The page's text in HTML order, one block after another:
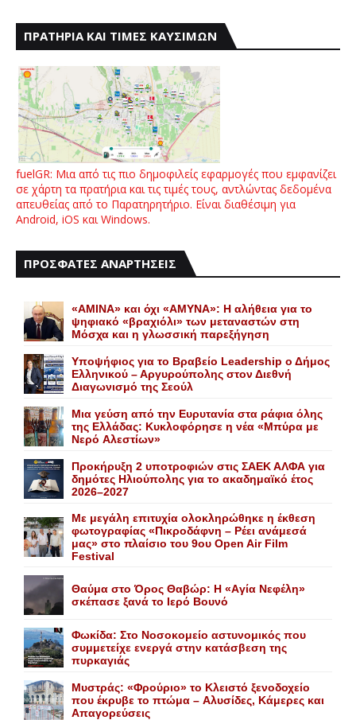
ΠΡΑΤΗΡΙΑ ΚΑΙ ΤΙΜΕΣ ΚΑΥΣΙΜΩΝ
fuelGR: Μια από τις πιο δημοφιλείς εφαρμογές που εμφανίζει
σε χάρτη τα πρατήρια και τις τιμές τους, αντλώντας δεδομένα
απευθείας από το Παρατηρητήριο. Είναι διαθέσιμη για
Android, iOS και Windows.
ΠΡΟΣΦΑΤΕΣ ΑΝΑΡΤΗΣΕΙΣ
«AMINA» και όχι «ΑΜΥΝΑ»: Η αλήθεια για το
ψηφιακό «βραχιόλι» των μεταναστών στη
Μόσχα και η γλωσσική παρεξήγηση
Yποψήφιος για το Bραβείο Leadership ο Δήμος
Ελληνικού – Αργυρούπολης στον Διεθνή
Διαγωνισμό της Σεούλ
Mια γεύση από την Eυρυτανία στα ράφια όλης
της Ελλάδας: Κυκλοφόρησε η νέα «Μπύρα με
Nερό Aλεστίων»
Προκήρυξη 2 υποτροφιών στις ΣΑΕΚ ΑΛΦΑ για
δημότες Ηλιούπολης για το ακαδημαϊκό έτος
2026–2027
Με μεγάλη επιτυχία ολοκληρώθηκε η έκθεση
φωτογραφίας «Πικροδάφνη – Ρέει ανάμεσά
μας» στο πλαίσιο του 9ου Open Air Film
Festival
Θαύμα στο Όρος Θαβώρ: H «Aγία Nεφέλη»
σκέπασε ξανά το Iερό Bουνό
Φωκίδα: Στο Νοσοκομείο αστυνομικός που
συμμετείχε ενεργά στην κατάσβεση της
πυρκαγιάς
Mυστράς: «Φρούριο» το Kλειστό ξενοδοχείο
που έκρυβε το πτώμα – Aλυσίδες, Kάμερες και
Aπαγορεύσεις